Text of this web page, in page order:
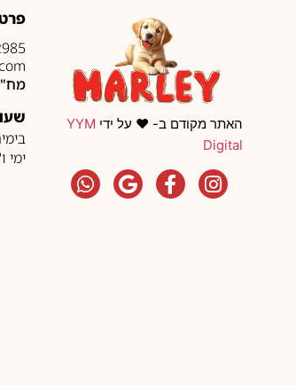
האתר מקודם ב- ❤️ על ידי YYM
Digital
מח"ל 18,
בימים
ימי ו'